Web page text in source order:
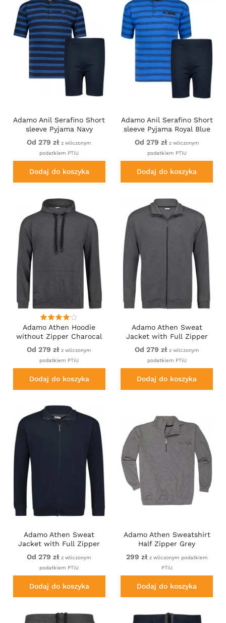
Adamo Anil Serafino Short
sleeve Pyjama Navy
Od 279 zł z wliczonym
podatkiem PTiU
Dodaj do koszyka
Adamo Anil Serafino Short
sleeve Pyjama Royal Blue
Od 279 zł z wliczonym
podatkiem PTiU
Dodaj do koszyka
Adamo Athen Hoodie
without Zipper Charocal
Od 279 zł z wliczonym
podatkiem PTiU
Dodaj do koszyka
Adamo Athen Sweat
Jacket with Full Zipper
Charcoal
Od 279 zł z wliczonym
podatkiem PTiU
Dodaj do koszyka
Adamo Athen Sweat
Jacket with Full Zipper
Navy
Od 279 zł z wliczonym
podatkiem PTiU
Dodaj do koszyka
Adamo Athen Sweatshirt
Half Zipper Grey
299 zł z wliczonym podatkiem
PTiU
Dodaj do koszyka